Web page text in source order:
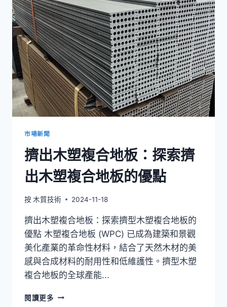
探
索
木
塑
露
台
地
板
對
戶
外
好
處
市場新聞
擠出木塑複合地板：探索擠
出木塑複合地板的優點
按 木質技術 2024-11-18
擠出木塑複合地板：探索擠型木塑複合地板的
優點 木塑複合地板 (WPC) 已成為建築和景觀
美化產業的革命性材料，結合了天然木材的美
感與合成材料的耐用性和低維護性。擠型木塑
複合地板的全球產能...
閱讀更多 擠